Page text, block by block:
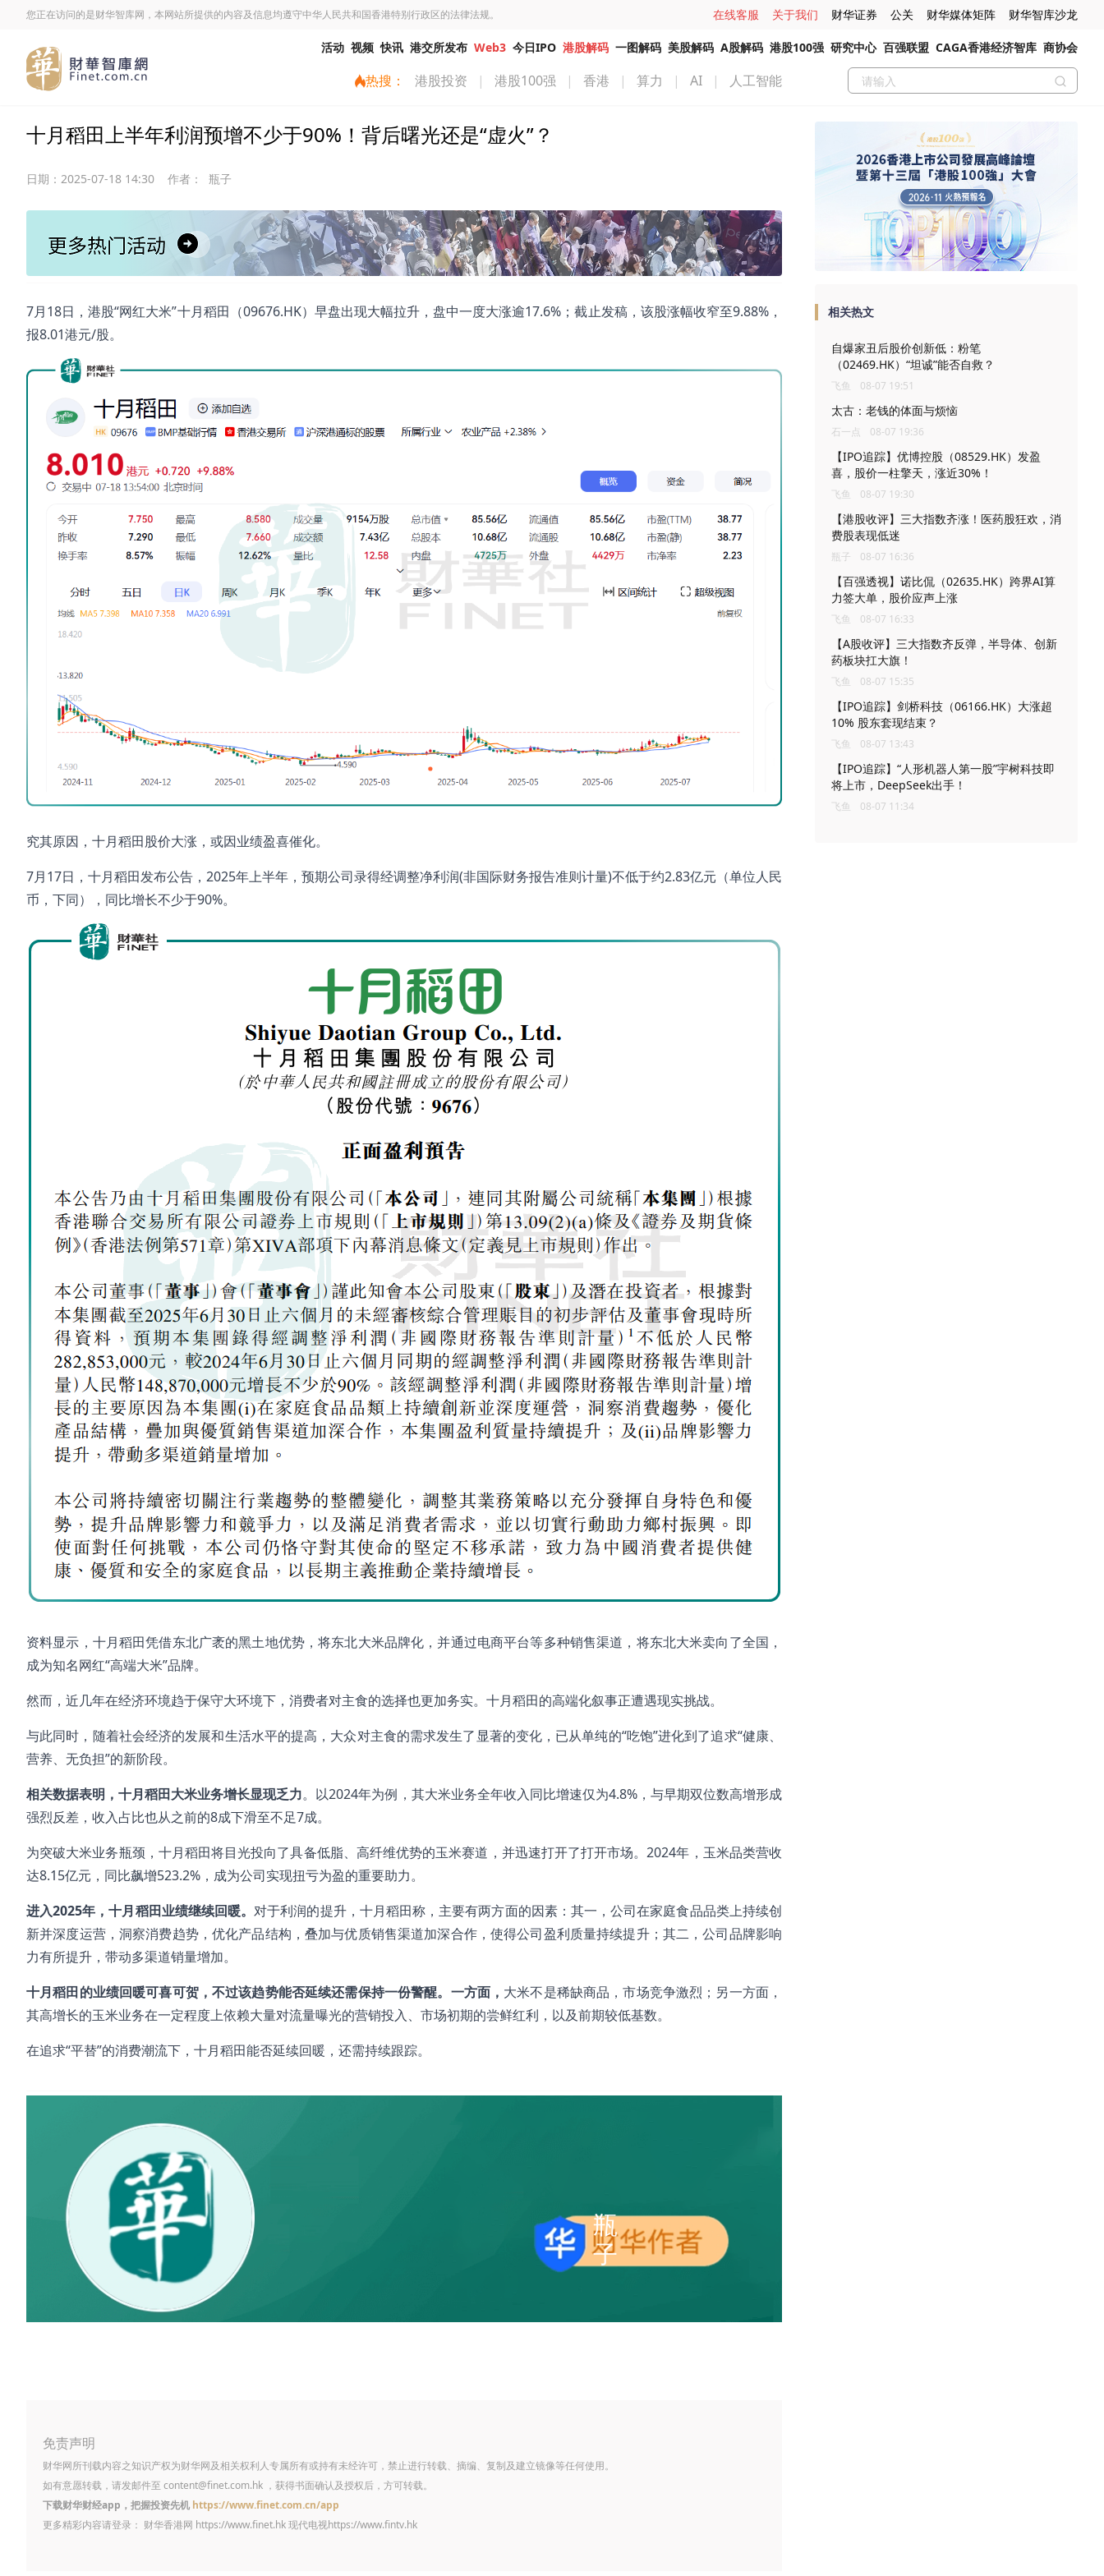
您正在访问的是财华智库网，本网站所提供的内容及信息均遵守中华人民共和国香港特别行政区的法律法规。 在线客服 关于我们 财华证券 公关 财华媒体矩阵 财华智库沙龙
活动 视频 快讯 港交所发布 Web3 今日IPO 港股解码 一图解码 美股解码 A股解码 港股100强 研究中心 百强联盟 CAGA香港经济智库 商协会
热搜： 港股投资 | 港股100强 | 香港 | 算力 | AI | 人工智能
十月稻田上半年利润预增不少于90%！背后曙光还是“虚火”？
日期： 2025-07-18 14:30 作者： 瓶子
7月18日，港股“网红大米”十月稻田（09676.HK）早盘出现大幅拉升，盘中一度大涨逾17.6%；截止发稿，该股涨幅收窄至9.88%，
报8.01港元/股。
究其原因，十月稻田股价大涨，或因业绩盈喜催化。
7月17日，十月稻田发布公告，2025年上半年，预期公司录得经调整净利润(非国际财务报告准则计量)不低于约2.83亿元（单位人民
币，下同），同比增长不少于90%。
资料显示，十月稻田凭借东北广袤的黑土地优势，将东北大米品牌化，并通过电商平台等多种销售渠道，将东北大米卖向了全国，
成为知名网红“高端大米”品牌。
然而，近几年在经济环境趋于保守大环境下，消费者对主食的选择也更加务实。十月稻田的高端化叙事正遭遇现实挑战。
与此同时，随着社会经济的发展和生活水平的提高，大众对主食的需求发生了显著的变化，已从单纯的“吃饱”进化到了追求“健康、
营养、无负担”的新阶段。
相关数据表明，十月稻田大米业务增长显现乏力。以2024年为例，其大米业务全年收入同比增速仅为4.8%，与早期双位数高增形成
强烈反差，收入占比也从之前的8成下滑至不足7成。
为突破大米业务瓶颈，十月稻田将目光投向了具备低脂、高纤维优势的玉米赛道，并迅速打开了打开市场。2024年，玉米品类营收
达8.15亿元，同比飙增523.2%，成为公司实现扭亏为盈的重要助力。
进入2025年，十月稻田业绩继续回暖。对于利润的提升，十月稻田称，主要有两方面的因素：其一，公司在家庭食品品类上持续创
新并深度运营，洞察消费趋势，优化产品结构，叠加与优质销售渠道加深合作，使得公司盈利质量持续提升；其二，公司品牌影响
力有所提升，带动多渠道销量增加。
十月稻田的业绩回暖可喜可贺，不过该趋势能否延续还需保持一份警醒。一方面， 大米不是稀缺商品，市场竞争激烈；另一方面，
其高增长的玉米业务在一定程度上依赖大量对流量曝光的营销投入、市场初期的尝鲜红利，以及前期较低基数。
在追求“平替”的消费潮流下，十月稻田能否延续回暖，还需持续跟踪。
#业绩盈喜 #大米
瓶
子
免责声明
财华网所刊载内容之知识产权为财华网及相关权利人专属所有或持有未经许可，禁止进行转载、摘编、复制及建立镜像等任何使用。
如有意愿转载，请发邮件至 content@finet.com.hk ，获得书面确认及授权后，方可转载。
下载财华财经app，把握投资先机 https://www.finet.com.cn/app
更多精彩内容请登录： 财华香港网 https://www.finet.hk现代电视https://www.fintv.hk
相关热文
自爆家丑后股价创新低：粉笔
（02469.HK）“坦诚”能否自救？
飞鱼 08-07 19:51
太古：老钱的体面与烦恼
石一点 08-07 19:36
【IPO追踪】优博控股（08529.HK）发盈
喜，股价一柱擎天，涨近30%！
飞鱼 08-07 19:30
【港股收评】三大指数齐涨！医药股狂欢，消
费股表现低迷
瓶子 08-07 16:36
【百强透视】诺比侃（02635.HK）跨界AI算
力签大单，股价应声上涨
飞鱼 08-07 16:33
【A股收评】三大指数齐反弹，半导体、创新
药板块扛大旗！
飞鱼 08-07 15:35
【IPO追踪】剑桥科技（06166.HK）大涨超
10% 股东套现结束？
飞鱼 08-07 13:43
【IPO追踪】“人形机器人第一股”宇树科技即
将上市，DeepSeek出手！
飞鱼 08-07 11:34